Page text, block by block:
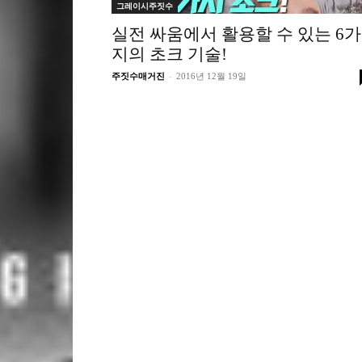
그레이시주짓수
실전 싸움에서 활용할 수 있는 6가
지의 초크 기술!
주짓수매거진 - 2016년 12월 19일